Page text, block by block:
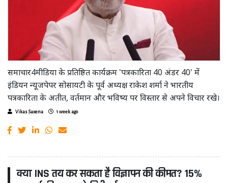
समाचार4मीडिया के प्रतिष्ठित कार्यक्रम 'पत्रकारिता 40 अंडर 40' में
इंडियन न्यूजपेपर सोसायटी के पूर्व अध्यक्ष राकेश शर्मा ने भारतीय
पत्रकारिता के अतीत, वर्तमान और भविष्य पर विस्तार से अपने विचार रखे।
Vikas Saxena 1 week ago
क्या INS तय कर सकता है विज्ञापन की कीमत? 15%